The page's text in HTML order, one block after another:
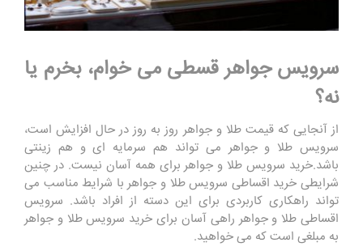
سرویس جواهر قسطی می خوام، بخرم یا
نه؟
از آنجایی که قیمت طلا و جواهر روز به روز در حال افزایش است،
سرویس طلا و جواهر می تواند هم سرمایه ای و هم زینتی
باشد.خرید سرویس طلا و جواهر برای همه آسان نیست. در چنین
شرایطی خرید اقساطی سرویس طلا و جواهر با شرایط مناسب می
تواند راهکاری کاربردی برای این دسته از افراد باشد. سرویس
اقساطی طلا و جواهر راهی آسان برای خرید سرویس طلا و جواهر
به مبلغی است که می خواهید.